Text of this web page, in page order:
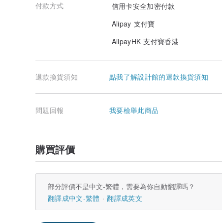
付款方式
信用卡安全加密付款
Alipay 支付寶
AlipayHK 支付寶香港
退款換貨須知 點我了解設計館的退款換貨須知
問題回報 我要檢舉此商品
購買評價
部分評價不是中文-繁體，需要為你自動翻譯嗎？
翻譯成中文-繁體
翻譯成英文